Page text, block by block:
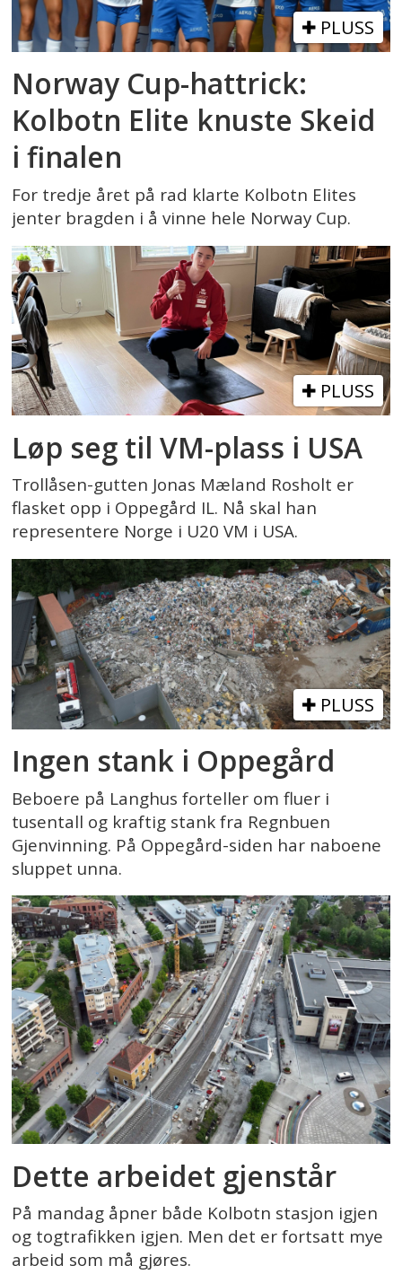
PLUSS
Norway Cup-hattrick:
Kolbotn Elite knuste Skeid
i finalen
For tredje året på rad klarte Kolbotn Elites
jenter bragden i å vinne hele Norway Cup.
PLUSS
Løp seg til VM-plass i USA
Trollåsen-gutten Jonas Mæland Rosholt er
flasket opp i Oppegård IL. Nå skal han
representere Norge i U20 VM i USA.
PLUSS
Ingen stank i Oppegård
Beboere på Langhus forteller om fluer i
tusentall og kraftig stank fra Regnbuen
Gjenvinning. På Oppegård-siden har naboene
sluppet unna.
Dette arbeidet gjenstår
På mandag åpner både Kolbotn stasjon igjen
og togtrafikken igjen. Men det er fortsatt mye
arbeid som må gjøres.